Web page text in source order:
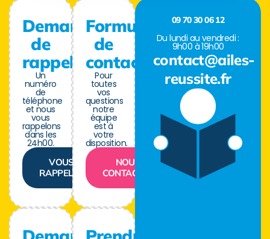
Demande
de
rappel
Un
numéro
de
téléphone
et nous
vous
rappelons
dans les
24h00.
VOUS
RAPPELER
Formulaire
de
contact
Pour
toutes
vos
questions
notre
équipe
est à
votre
disposition.
NOUS
CONTACTER
09 70 30 06 12
Du lundi au vendredi :
9h00 à 19h00
contact@ailes-
reussite.fr